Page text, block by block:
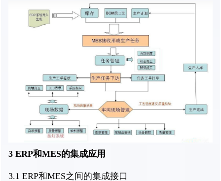
3 ERP和MES的集成应用
3.1 ERP和MES之间的集成接口